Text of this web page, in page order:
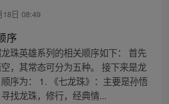
18日 08:49
序
珠英雄系列的相关顺序如下： 首先
，其常态可分为五种。 接下来是龙
序为： 1. 《七龙珠》：主要是孙悟
找龙珠，修行，经典情...